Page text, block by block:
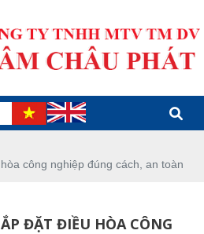
công nghiệp đúng cách, an toàn
ĐẶT ĐIỀU HÒA CÔNG